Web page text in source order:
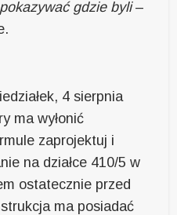
gdzie byli–
4 sierpnia
ma wyłonić
zaprojektuj i
na działce 410/5 w
ostatecznie przed
ma posiadać